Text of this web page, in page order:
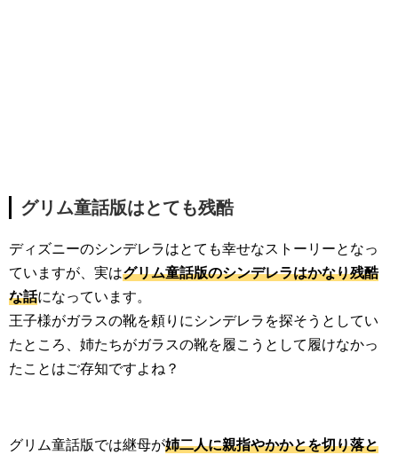
グリム童話版はとても残酷
ディズニーのシンデレラはとても幸せなストーリーとなっ
ていますが、実はグリム童話版のシンデレラはかなり残酷
な話になっています。
王子様がガラスの靴を頼りにシンデレラを探そうとしてい
たところ、姉たちがガラスの靴を履こうとして履けなかっ
たことはご存知ですよね？
グリム童話版では継母が姉二人に親指やかかとを切り落と